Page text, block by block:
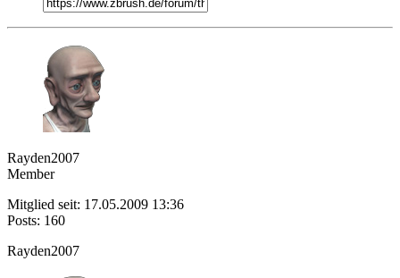
Rayden2007
Member
Mitglied seit: 17.05.2009 13:36
Posts: 160
Rayden2007